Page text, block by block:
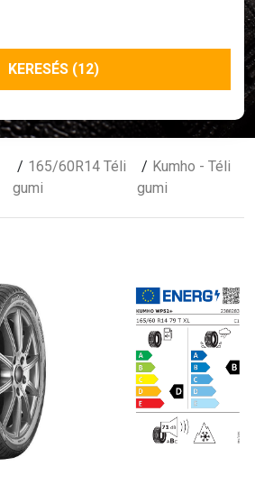
KERESÉS (12)
165/60R14 Téli
gumi
Kumho - Téli
gumi